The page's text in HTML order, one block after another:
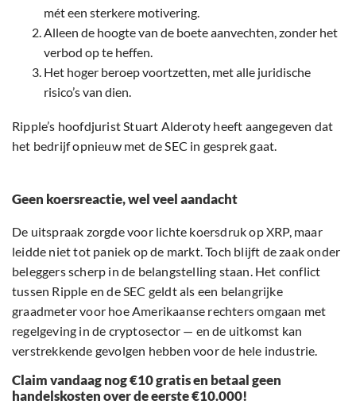
mét een sterkere motivering.
Alleen de hoogte van de boete aanvechten, zonder het
verbod op te heffen.
Het hoger beroep voortzetten, met alle juridische
risico’s van dien.
Ripple’s hoofdjurist Stuart Alderoty heeft aangegeven dat
het bedrijf opnieuw met de SEC in gesprek gaat.
Geen koersreactie, wel veel aandacht
De uitspraak zorgde voor lichte koersdruk op XRP, maar
leidde niet tot paniek op de markt. Toch blijft de zaak onder
beleggers scherp in de belangstelling staan. Het conflict
tussen Ripple en de SEC geldt als een belangrijke
graadmeter voor hoe Amerikaanse rechters omgaan met
regelgeving in de cryptosector — en de uitkomst kan
verstrekkende gevolgen hebben voor de hele industrie.
Claim vandaag nog €10 gratis en betaal geen
handelskosten over de eerste €10.000!